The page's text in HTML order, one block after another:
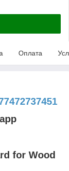
Оплата
for Wood